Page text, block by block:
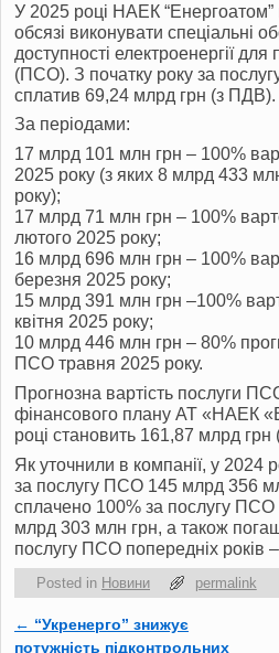
У 2025 році НАЕК
обсязі виконувати спеціальні
доступності електроенергії
(ПСО). З початку року за
сплатив 69,24 млрд грн (з ПДВ).
За періодами:
17 млрд 101 млн грн – 100%
2025 року (з яких 8 млрд 433
року);
17 млрд 71 млн грн – 100%
лютого 2025 року;
16 млрд 696 млн грн – 100%
березня 2025 року;
15 млрд 391 млн грн –100%
квітня 2025 року;
10 млрд 446 млн грн – 80%
ПСО травня 2025 року.
Прогнозна вартість послуги
фінансового плану АТ «НАЕК
році становить 161,87 млрд
Як уточнили в компанії, у 2024
за послугу ПСО 145 млрд 356
сплачено 100% за послугу ПСО
млрд 303 млн грн, а також
послугу ПСО попередніх років
Posted in Новини permalink
Post navigation
← “Укренерго” знижує
потужність підконтрольних